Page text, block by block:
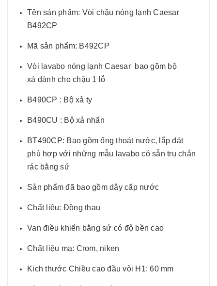
Tên sản phẩm: Vòi chậu nóng lạnh Caesar
B492CP
Mã sản phẩm: B492CP
Vòi lavabo nóng lạnh Caesar bao gồm bộ
xả dành cho chậu 1 lỗ
B490CP : Bộ xả ty
B490CU : Bộ xả nhấn
BT490CP: Bao gồm ống thoát nước, lắp đặt
phù hợp với những mẫu lavabo có sẵn trụ chắn
rác bằng sứ
Sản phẩm đã bao gồm dây cấp nước
Chất liệu: Đồng thau
Van điều khiển bằng sứ có độ bền cao
Chất liệu mạ: Crom, niken
Kich thước Chiều cao đầu vòi H1: 60 mm